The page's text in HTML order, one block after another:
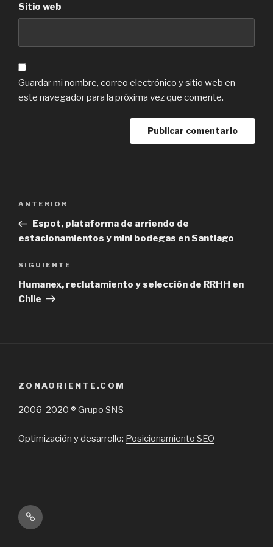
Sitio web
Guardar mi nombre, correo electrónico y sitio web en
este navegador para la próxima vez que comente.
entradas
Previous
Post
ANTERIOR
Espot, plataforma de arriendo de
estacionamientos y mini bodegas en Santiago
Next
Post
SIGUIENTE
Humanex, reclutamiento y selección de RRHH en
Chile
ZONAORIENTE.COM
2006-2020 ® Grupo SNS
Optimización y desarrollo: Posicionamiento SEO
Inicio